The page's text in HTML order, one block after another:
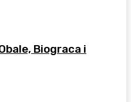
Biograca i